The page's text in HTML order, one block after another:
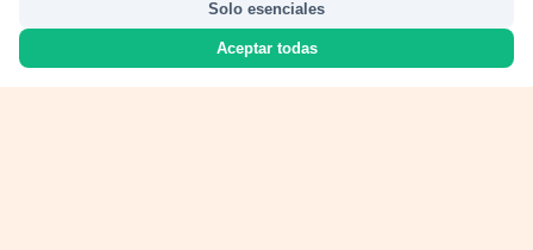
para entender lo que mueve tu dinero y tu
país.
Solo esenciales
Aceptar todas